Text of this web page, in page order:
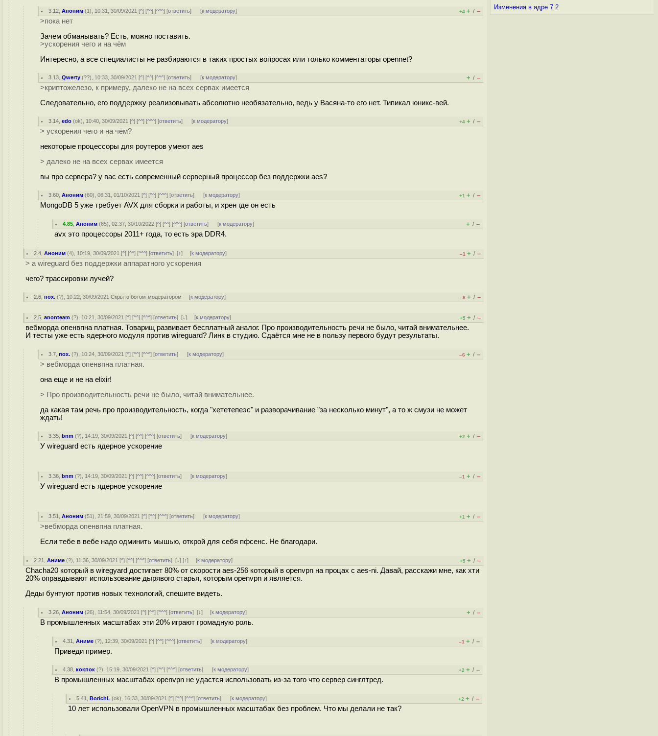
3.12 ,Аноним (1), 10:31, 30/09/2021 [^] [^^] [^^^] [ответить] [к модератору] +4 + / –
>пока нет
Зачем обманывать? Есть, можно поставить.
>ускорения чего и на чём
Интересно, а все специалисты не разбираются в таких простых вопросах или только комментаторы opennet?
3.13 ,Qwerty (??), 10:33, 30/09/2021 [^] [^^] [^^^] [ответить] [к модератору] + / –
>криптожелезо, к примеру, далеко не на всех сервах имеется
Следовательно, его поддержку реализовывать абсолютно необязательно, ведь у Васяна-то его нет. Типикал юникс-вей.
3.14 ,edo (ok), 10:40, 30/09/2021 [^] [^^] [^^^] [ответить] [к модератору] +4 + / –
> ускорения чего и на чём?
некоторые процессоры для роутеров умеют aes
> далеко не на всех сервах имеется
вы про сервера? у вас есть современный серверный процессор без поддержки aes?
3.60 ,Аноним (60), 06:31, 01/10/2021 [^] [^^] [^^^] [ответить] [к модератору] +1 + / –
MongoDB 5 уже требует AVX для сборки и работы, и хрен где он есть
4.85 ,Аноним (85), 02:37, 30/10/2022 [^] [^^] [^^^] [ответить] [к модератору] + / –
avx это процессоры 2011+ года, то есть эра DDR4.
2.4 ,Аноним (4), 10:19, 30/09/2021 [^] [^^] [^^^] [ответить][↑] [к модератору] –1 + / –
> а wireguard без поддержки аппаратного ускорения
чего? трассировки лучей?
2.6 ,пох. (?), 10:22, 30/09/2021Скрыто ботом-модератором [к модератору] –8 + / –
2.5 ,anonteam (?), 10:21, 30/09/2021 [^] [^^] [^^^] [ответить][↓] [к модератору] +5 + / –
вебморда опенвпна платная. Товарищ развивает бесплатный аналог. Про производительность речи не было, читай внимательнее.
И тесты уже есть ядерного модуля против wireguard? Линк в студию. Сдаётся мне не в пользу первого будут результаты.
3.7 ,пох. (?), 10:24, 30/09/2021 [^] [^^] [^^^] [ответить] [к модератору] –6 + / –
> вебморда опенвпна платная.
она еще и не на elixir!
> Про производительность речи не было, читай внимательнее.
да какая там речь про производительность, когда "хететепеэс" и разворачивание "за несколько минут", а то ж смузи не может
ждать!
3.35 ,bnm (?), 14:19, 30/09/2021 [^] [^^] [^^^] [ответить] [к модератору] +2 + / –
У wireguard есть ядерное ускорение
3.36 ,bnm (?), 14:19, 30/09/2021 [^] [^^] [^^^] [ответить] [к модератору] –1 + / –
У wireguard есть ядерное ускорение
3.51 ,Аноним (51), 21:59, 30/09/2021 [^] [^^] [^^^] [ответить] [к модератору] +1 + / –
>вебморда опенвпна платная.
Если тебе в вебе надо одминить мышью, открой для себя пфсенс. Не благодари.
2.21 ,Аниме (?), 11:36, 30/09/2021 [^] [^^] [^^^] [ответить][↓] [↑] [к модератору] +5 + / –
Chacha20 который в wiregyard достигает 80% от скорости aes-256 который в openvpn на процах с aes-ni. Давай, расскажи мне, как хти
20% оправдывают использование дырявого старья, которым openvpn и является.
Деды бунтуют против новых технологий, спешите видеть.
3.26 ,Аноним (26), 11:54, 30/09/2021 [^] [^^] [^^^] [ответить][↓] [к модератору] + / –
В промышленных масштабах эти 20% играют громадную роль.
4.31 ,Аниме (?), 12:39, 30/09/2021 [^] [^^] [^^^] [ответить] [к модератору] –1 + / –
Приведи пример.
4.38 ,кокпок (?), 15:19, 30/09/2021 [^] [^^] [^^^] [ответить] [к модератору] +2 + / –
В промышленных масштабах openvpn не удастся использовать из-за того что сервер синглтред.
5.41 ,BorichL (ok), 16:33, 30/09/2021 [^] [^^] [^^^] [ответить] [к модератору] +2 + / –
10 лет использовали OpenVPN в промышленных масштабах без проблем. Что мы делали не так?
Изменения в ядре 7.2